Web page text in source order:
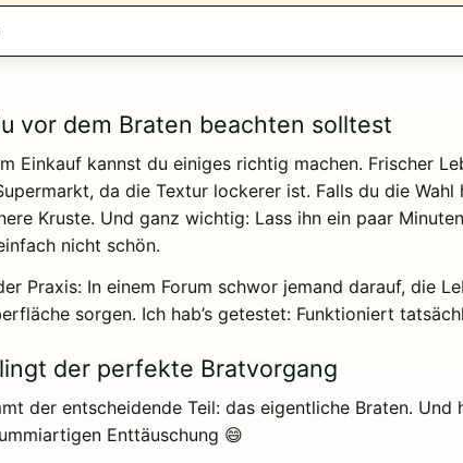
vor dem Braten beachten solltest
Einkauf kannst du einiges richtig machen. Frischer
da die Textur lockerer ist. Falls du die
Kruste. Und ganz wichtig: Lass ihn ein paar
nicht schön.
Praxis: In einem Forum schwor jemand darauf, die
sorgen. Ich hab’s getestet: Funktioniert
der perfekte Bratvorgang
der entscheidende Teil: das eigentliche Braten.
Enttäuschung 😄